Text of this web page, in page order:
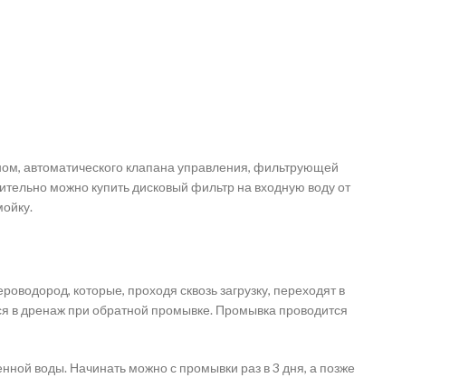
автоматического клапана управления, фильтрующей
можно купить дисковый фильтр на входную воду от
которые, проходя сквозь загрузку, переходят в
в дренаж при обратной промывке. Промывка проводится
воды. Начинать можно с промывки раз в 3 дня, а позже